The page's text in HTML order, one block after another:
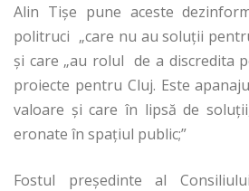
Alin Tişe pune aceste
politruci „care nu au soluţii
şi care „au rolul de a discredita
proiecte pentru Cluj. Este
valoare şi care în lipsă de
eronate în spaţiul public;”
Fostul preşedinte al